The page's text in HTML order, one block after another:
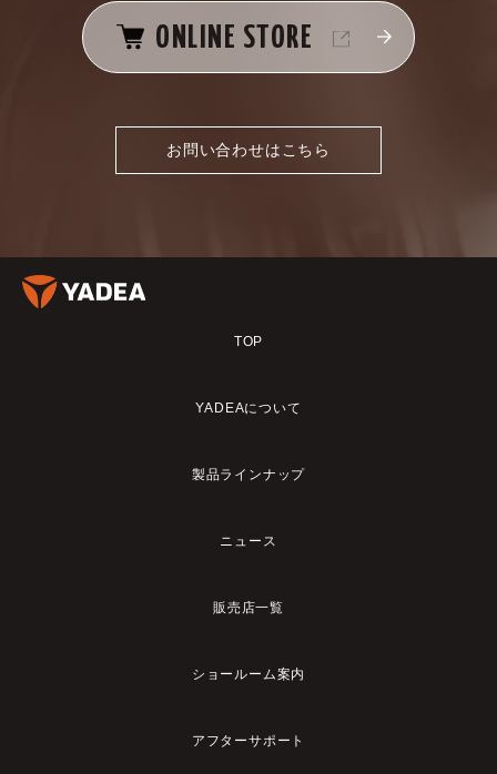
ONLINE STORE
お問い合わせはこちら
TOP
YADEAについて
製品ラインナップ
ニュース
販売店一覧
ショールーム案内
アフターサポート